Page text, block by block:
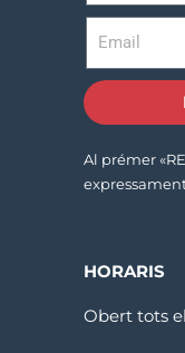
Al prémer
HORARIS
Obert tots